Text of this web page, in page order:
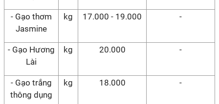
- Gạo thơm
Jasmine
kg 17.000 - 19.000 -
- Gạo Hương
Lài
kg 20.000 -
- Gạo trắng
thông dụng
kg 18.000 -